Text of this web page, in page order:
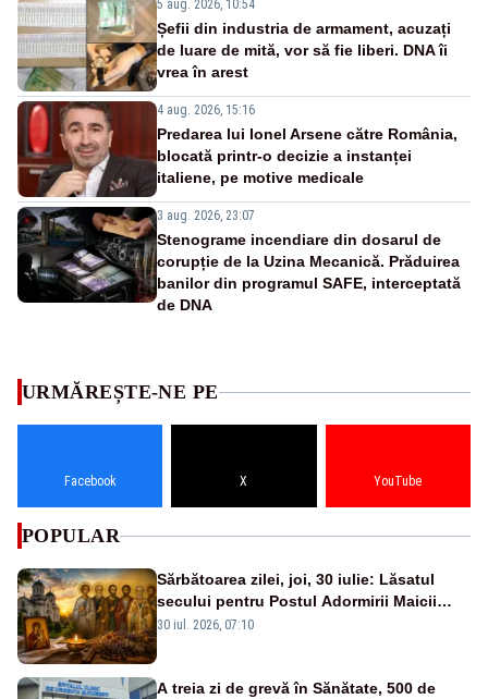
5 aug. 2026, 10:54
Șefii din industria de armament, acuzați
de luare de mită, vor să fie liberi. DNA îi
vrea în arest
4 aug. 2026, 15:16
Predarea lui Ionel Arsene către România,
blocată printr-o decizie a instanței
italiene, pe motive medicale
3 aug. 2026, 23:07
Stenograme incendiare din dosarul de
corupție de la Uzina Mecanică. Prăduirea
banilor din programul SAFE, interceptată
de DNA
URMĂREȘTE-NE PE
Facebook X YouTube
POPULAR
Sărbătoarea zilei, joi, 30 iulie: Lăsatul
secului pentru Postul Adormirii Maicii
Domnului și Sfântul Valentin
30 iul. 2026, 07:10
A treia zi de grevă în Sănătate, 500 de